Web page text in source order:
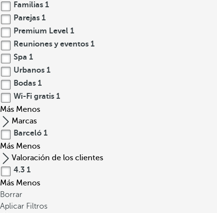
Familias 1
Parejas 1
Premium Level 1
Reuniones y eventos 1
Spa 1
Urbanos 1
Bodas 1
Wi-Fi gratis 1
Más Menos
Marcas
Barceló 1
Más Menos
Valoración de los clientes
4.3 1
Más Menos
Borrar
Aplicar Filtros